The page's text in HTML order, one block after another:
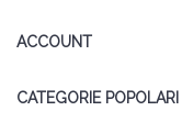
ACCOUNT
CATEGORIE POPOLARI